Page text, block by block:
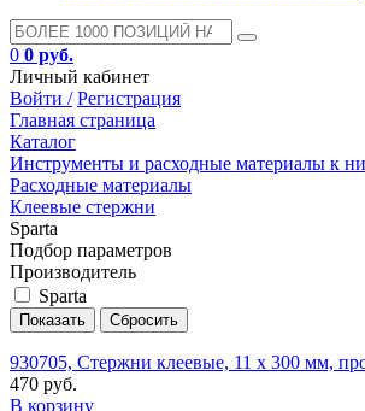
0 0 руб.
Личный кабинет
Войти / Регистрация
Главная страница
Каталог
Инструменты и расходные материалы к
Расходные материалы
Клеевые стержни
Sparta
Подбор параметров
Производитель
Sparta
930705, Стержни клеевые, 11 x 300 мм,
470 руб.
В корзину